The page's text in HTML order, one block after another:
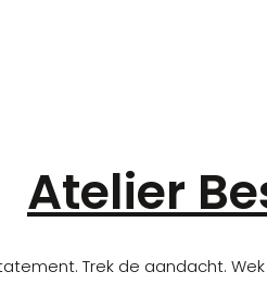
Atelier
Trek de aandacht.